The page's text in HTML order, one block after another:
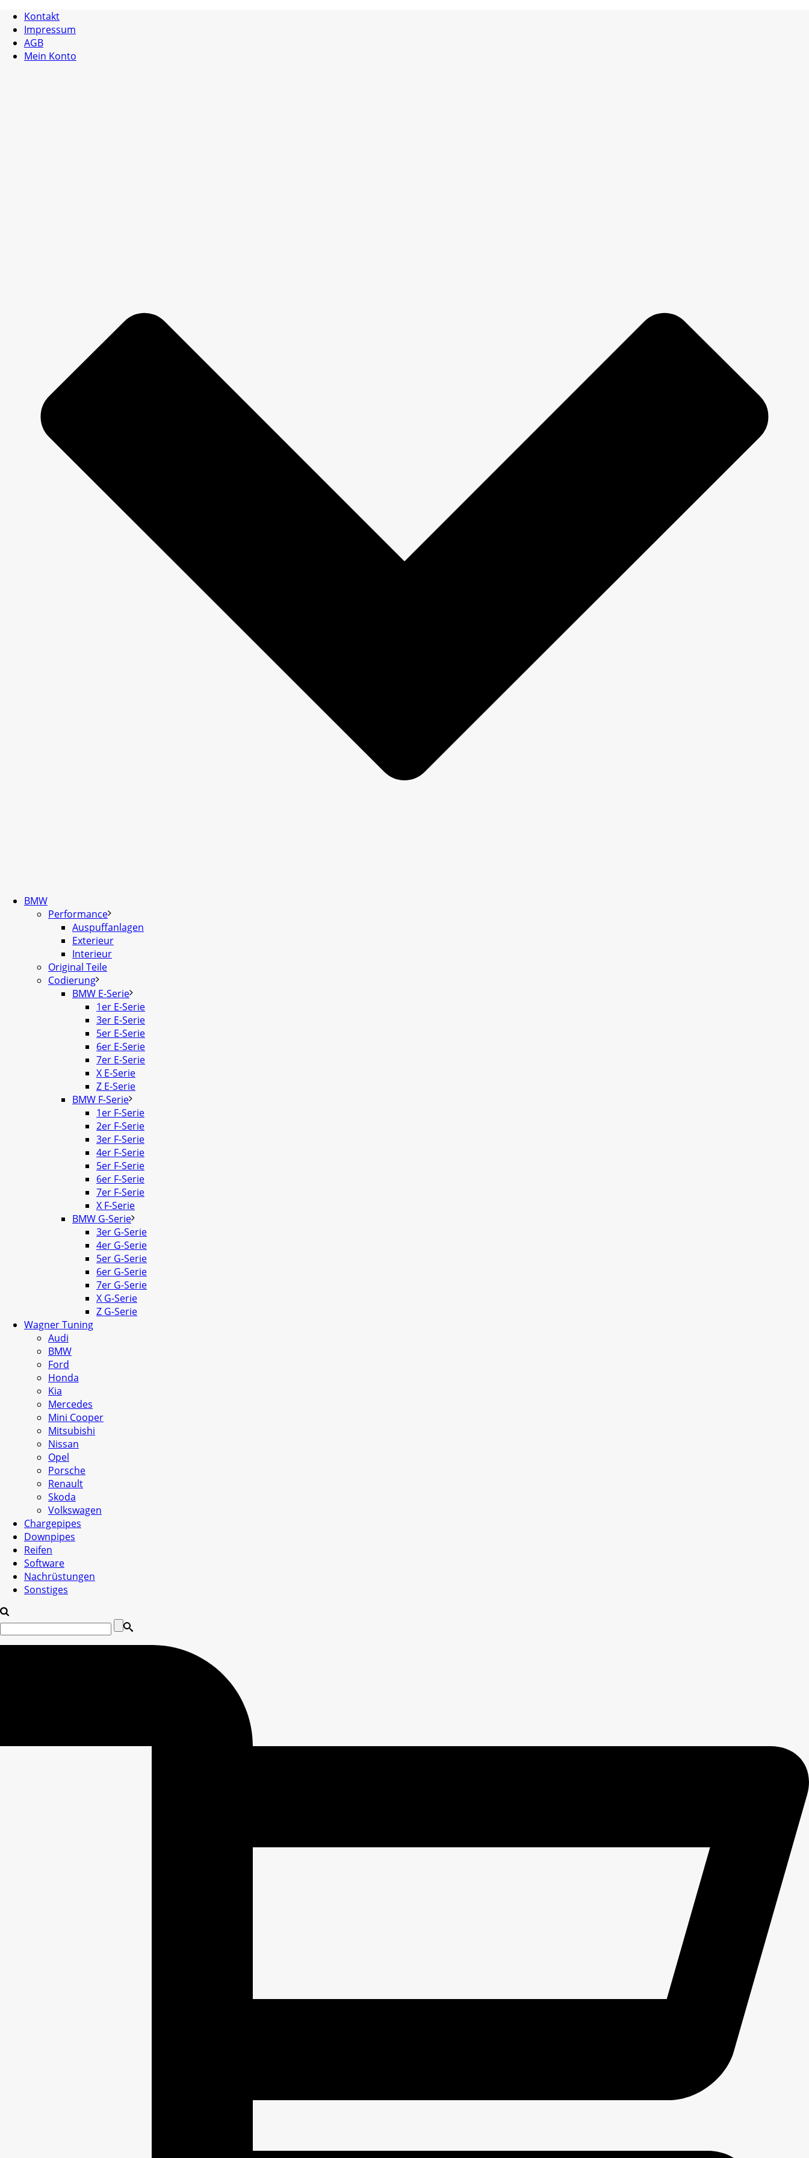
Kontakt
Impressum
AGB
Mein Konto
BMW
Performance
Auspuffanlagen
Exterieur
Interieur
Original Teile
Codierung
BMW E-Serie
1er E-Serie
3er E-Serie
5er E-Serie
6er E-Serie
7er E-Serie
X E-Serie
Z E-Serie
BMW F-Serie
1er F-Serie
2er F-Serie
3er F-Serie
4er F-Serie
5er F-Serie
6er F-Serie
7er F-Serie
X F-Serie
BMW G-Serie
3er G-Serie
4er G-Serie
5er G-Serie
6er G-Serie
7er G-Serie
X G-Serie
Z G-Serie
Wagner Tuning
Audi
BMW
Ford
Honda
Kia
Mercedes
Mini Cooper
Mitsubishi
Nissan
Opel
Porsche
Renault
Skoda
Volkswagen
Chargepipes
Downpipes
Reifen
Software
Nachrüstungen
Sonstiges